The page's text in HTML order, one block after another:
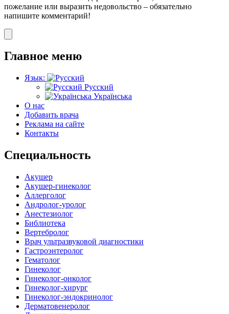
пожелание или выразить недовольство – обязательно
напишите комментарий!
Главное меню
Язык:
Русский
Українська
О нас
Добавить врача
Реклама на сайте
Контакты
Специальность
Акушер
Акушер-гинеколог
Аллерголог
Андролог-уролог
Анестезиолог
Библиотека
Вертебролог
Врач ультразвуковой диагностики
Гастроэнтеролог
Гематолог
Гинеколог
Гинеколог-онколог
Гинеколог-хирург
Гинеколог-эндокринолог
Дерматовенеролог